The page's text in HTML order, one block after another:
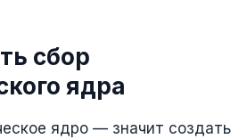
сбор
ядра
ядро — значит создать